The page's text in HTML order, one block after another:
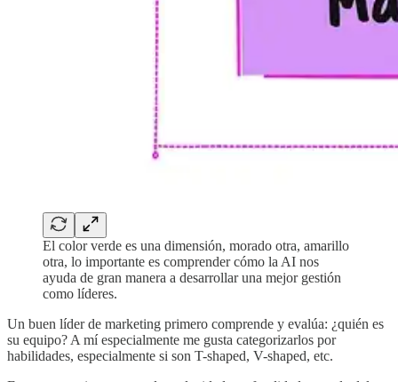
El color verde es una dimensión, morado otra, amarillo
otra, lo importante es comprender cómo la AI nos
ayuda de gran manera a desarrollar una mejor gestión
como líderes.
Un buen líder de marketing primero comprende y evalúa: ¿quién es
su equipo? A mí especialmente me gusta categorizarlos por
habilidades, especialmente si son T-shaped, V-shaped, etc.